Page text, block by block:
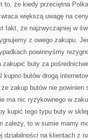
to, że kiedy przeciętna
większą uwagę na
fakt, że najzwyczajniej w
z owego zakupu.
powinnyśmy
zakupić buty za
kupno butów drogą
zakup butów nie powinien
ma nic ryzykownego w
kupić tego typu buty w
zależy, to w sumie mamy
działalności na klientach z